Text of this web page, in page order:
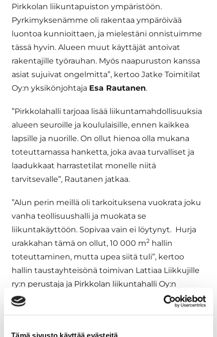
Tämä sivusto käyttää evästeitä
Pirkkolan liikuntapuiston ympäristöön.
Pyrkimyksenämme oli rakentaa ympäröivää
luontoa kunnioittaen, ja mielestäni onnistuimme
tässä hyvin. Alueen muut käyttäjät antoivat
rakentajille työrauhan. Myös naapuruston kanssa
asiat sujuivat ongelmitta”, kertoo Jatke Toimitilat
Oy:n yksikönjohtaja Esa Rautanen.
”Pirkkolahalli tarjoaa lisää liikuntamahdollisuuksia
alueen seuroille ja koululaisille, ennen kaikkea
lapsille ja nuorille. On ollut hienoa olla mukana
toteuttamassa hanketta, joka avaa turvalliset ja
laadukkaat harrastetilat monelle niitä
tarvitsevalle”, Rautanen jatkaa.
”Alun perin meillä oli tarkoituksena vuokrata joku
vanha teollisuushalli ja muokata se
liikuntakäyttöön. Sopivaa vain ei löytynyt. Hurja
urakkahan tämä on ollut, 10 000 m2 hallin
toteuttaminen, mutta upea siitä tuli”, kertoo
hallin taustayhteisönä toimivan Lattiaa Liikkujille
ry:n perustaja ja Pirkkolan liikuntahalli Oy:n
hallituksen puheenjohtaja
Kirsi Eräkangas.
LISÄTIEDOT: